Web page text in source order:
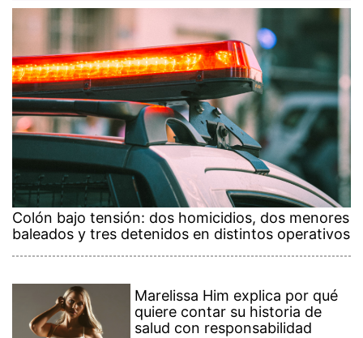
Colón bajo tensión: dos homicidios, dos menores
baleados y tres detenidos en distintos operativos
Marelissa Him explica por qué
quiere contar su historia de
salud con responsabilidad